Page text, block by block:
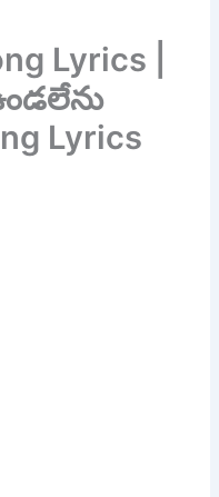
Lyrics |
Lyrics